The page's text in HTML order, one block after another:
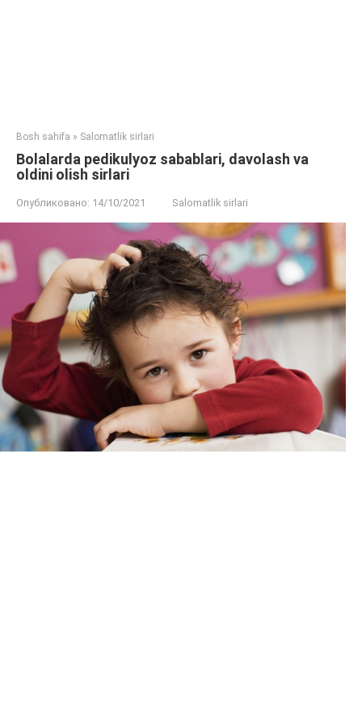
Bosh sahifa » Salomatlik sirlari
Bolalarda pedikulyoz sabablari, davolash va
oldini olish sirlari
Опубликовано: 14/10/2021 Salomatlik sirlari